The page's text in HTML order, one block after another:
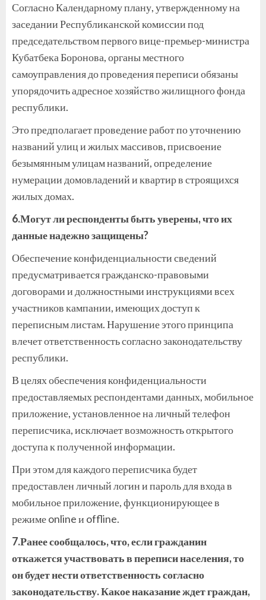
Согласно Календарному плану, утвержденному на
заседании Республиканской комиссии под
председательством первого вице-премьер-министра
Кубатбека Боронова, органы местного
самоуправления до проведения переписи обязаны
упорядочить адресное хозяйство жилищного фонда
республики.
Это предполагает проведение работ по уточнению
названий улиц и жилых массивов, присвоение
безымянным улицам названий, определение
нумерации домовладений и квартир в строящихся
жилых домах.
6.Могут ли респонденты быть уверены, что их
данные надежно защищены?
Обеспечение конфиденциальности сведений
предусматривается гражданско-правовыми
договорами и должностными инструкциями всех
участников кампании, имеющих доступ к
переписным листам. Нарушение этого принципа
влечет ответственность согласно законодательству
республики.
В целях обеспечения конфиденциальности
предоставляемых респондентами данных, мобильное
приложение, установленное на личный телефон
переписчика, исключает возможность открытого
доступа к полученной информации.
При этом для каждого переписчика будет
предоставлен личный логин и пароль для входа в
мобильное приложение, функционирующее в
режиме online и offline.
7.Ранее сообщалось, что, если гражданин
откажется участвовать в переписи населения, то
он будет нести ответственность согласно
законодательству. Какое наказание ждет граждан,